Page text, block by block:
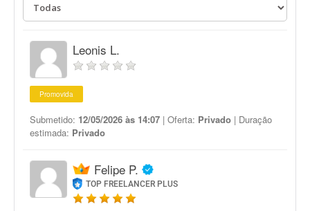
Leonis L.
Promovida
Submetido: 12/05/2026 às 14:07 | Oferta: Privado | Duração
estimada: Privado
Felipe P.
TOP FREELANCER PLUS